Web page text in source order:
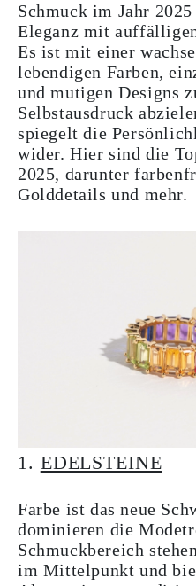
Schmuck im Jahr
Eleganz mit
Es ist mit einer
lebendigen Farben,
und mutigen Designs
Selbstausdruck
spiegelt die
wider. Hier sind die
2025, darunter
Golddetails und mehr.
1. EDELSTEINE
Farbe ist das neue
dominieren die
Schmuckbereich
im Mittelpunkt und